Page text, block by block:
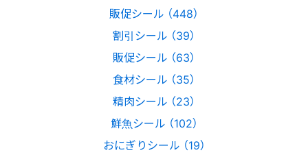
販促シール （448）
割引シール （39）
販促シール （63）
食材シール （35）
精肉シール （23）
鮮魚シール （102）
おにぎりシール （19）